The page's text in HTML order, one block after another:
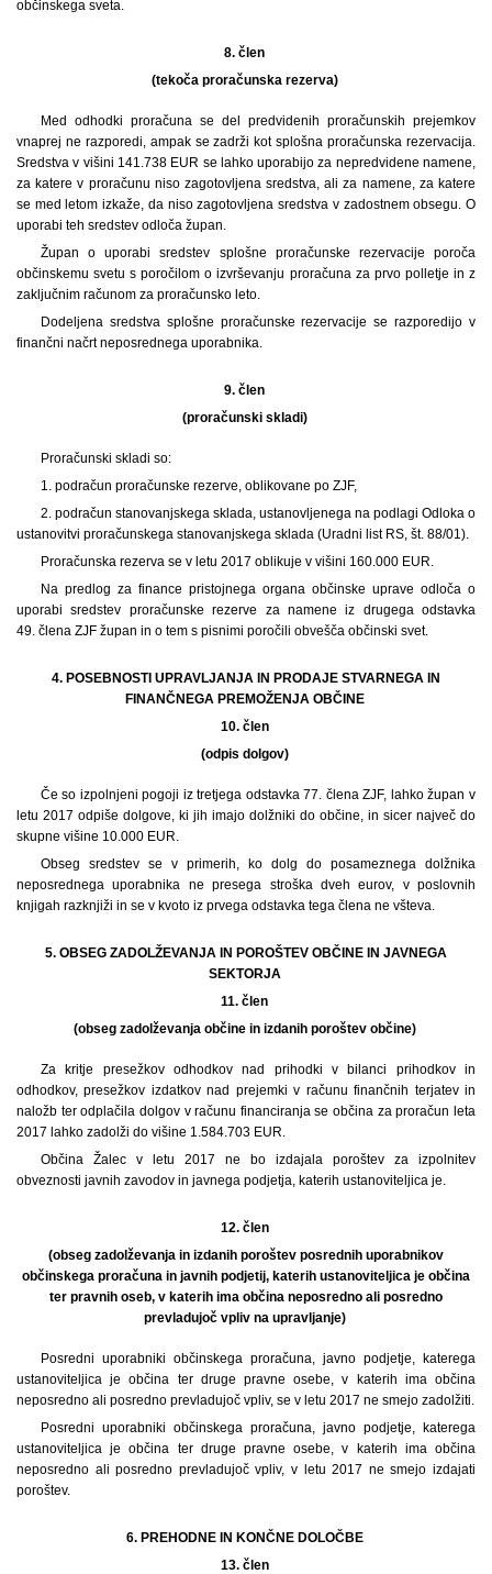
občinskega sveta.
8. člen
(tekoča proračunska rezerva)
Med odhodki proračuna se del predvidenih proračunskih prejemkov
vnaprej ne razporedi, ampak se zadrži kot splošna proračunska rezervacija.
Sredstva v višini 141.738 EUR se lahko uporabijo za nepredvidene namene,
za katere v proračunu niso zagotovljena sredstva, ali za namene, za katere
se med letom izkaže, da niso zagotovljena sredstva v zadostnem obsegu. O
uporabi teh sredstev odloča župan.
Župan o uporabi sredstev splošne proračunske rezervacije poroča
občinskemu svetu s poročilom o izvrševanju proračuna za prvo polletje in z
zaključnim računom za proračunsko leto.
Dodeljena sredstva splošne proračunske rezervacije se razporedijo v
finančni načrt neposrednega uporabnika.
9. člen
(proračunski skladi)
Proračunski skladi so:
1. podračun proračunske rezerve, oblikovane po ZJF,
2. podračun stanovanjskega sklada, ustanovljenega na podlagi Odloka o
ustanovitvi proračunskega stanovanjskega sklada (Uradni list RS, št. 88/01).
Proračunska rezerva se v letu 2017 oblikuje v višini 160.000 EUR.
Na predlog za finance pristojnega organa občinske uprave odloča o
uporabi sredstev proračunske rezerve za namene iz drugega odstavka
49. člena ZJF župan in o tem s pisnimi poročili obvešča občinski svet.
4. POSEBNOSTI UPRAVLJANJA IN PRODAJE STVARNEGA IN
FINANČNEGA PREMOŽENJA OBČINE
10. člen
(odpis dolgov)
Če so izpolnjeni pogoji iz tretjega odstavka 77. člena ZJF, lahko župan v
letu 2017 odpiše dolgove, ki jih imajo dolžniki do občine, in sicer največ do
skupne višine 10.000 EUR.
Obseg sredstev se v primerih, ko dolg do posameznega dolžnika
neposrednega uporabnika ne presega stroška dveh eurov, v poslovnih
knjigah razknjiži in se v kvoto iz prvega odstavka tega člena ne všteva.
5. OBSEG ZADOLŽEVANJA IN POROŠTEV OBČINE IN JAVNEGA
SEKTORJA
11. člen
(obseg zadolževanja občine in izdanih poroštev občine)
Za kritje presežkov odhodkov nad prihodki v bilanci prihodkov in
odhodkov, presežkov izdatkov nad prejemki v računu finančnih terjatev in
naložb ter odplačila dolgov v računu financiranja se občina za proračun leta
2017 lahko zadolži do višine 1.584.703 EUR.
Občina Žalec v letu 2017 ne bo izdajala poroštev za izpolnitev
obveznosti javnih zavodov in javnega podjetja, katerih ustanoviteljica je.
12. člen
(obseg zadolževanja in izdanih poroštev posrednih uporabnikov
občinskega proračuna in javnih podjetij, katerih ustanoviteljica je občina
ter pravnih oseb, v katerih ima občina neposredno ali posredno
prevladujoč vpliv na upravljanje)
Posredni uporabniki občinskega proračuna, javno podjetje, katerega
ustanoviteljica je občina ter druge pravne osebe, v katerih ima občina
neposredno ali posredno prevladujoč vpliv, se v letu 2017 ne smejo zadolžiti.
Posredni uporabniki občinskega proračuna, javno podjetje, katerega
ustanoviteljica je občina ter druge pravne osebe, v katerih ima občina
neposredno ali posredno prevladujoč vpliv, v letu 2017 ne smejo izdajati
poroštev.
6. PREHODNE IN KONČNE DOLOČBE
13. člen